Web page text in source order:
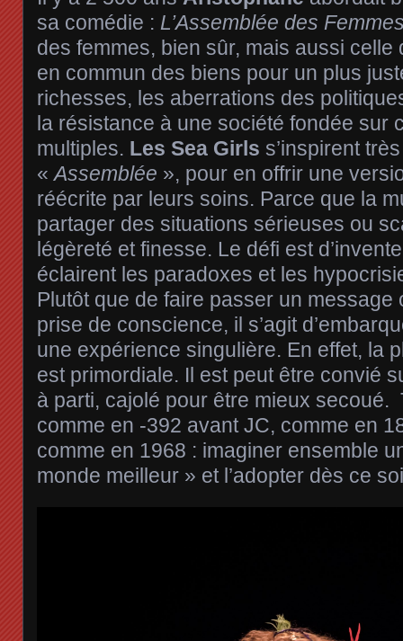
sa comédie : L’Assemblée des
des femmes, bien sûr, mais aussi
en commun des biens pour un plus
richesses, les aberrations des
la résistance à une société fondée sur
multiples. Les Sea Girls s’inspirent
«Assemblée », pour en offrir une
réécrite par leurs soins. Parce que la
partager des situations sérieuses ou
légèreté et finesse. Le défi est
éclairent les paradoxes et les
Plutôt que de faire passer un message
prise de conscience, il s’agit
une expérience singulière. En effet, la
est primordiale. Il est peut être convié
à parti, cajolé pour être mieux secoué.
comme en -392 avant JC, comme en
comme en 1968 : imaginer ensemble
monde meilleur » et l’adopter dès ce